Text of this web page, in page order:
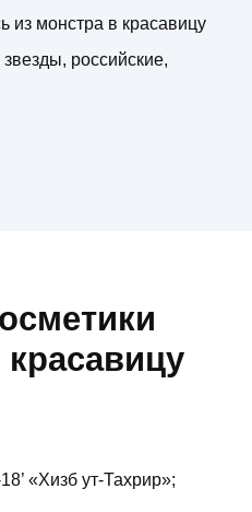
из монстра в красавицу
российские,
«Хизб ут-Тахрир»;